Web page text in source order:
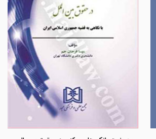
مشاهده و خرید